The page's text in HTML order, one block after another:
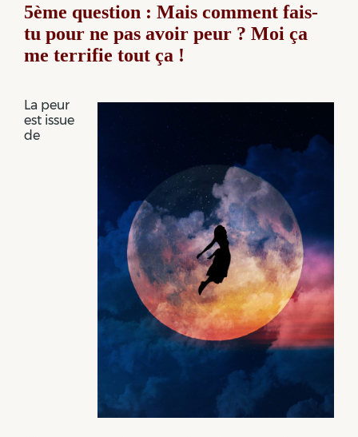
5ème question : Mais comment fais-
tu pour ne pas avoir peur ? Moi ça
me terrifie tout ça !
La peur
est issue
de